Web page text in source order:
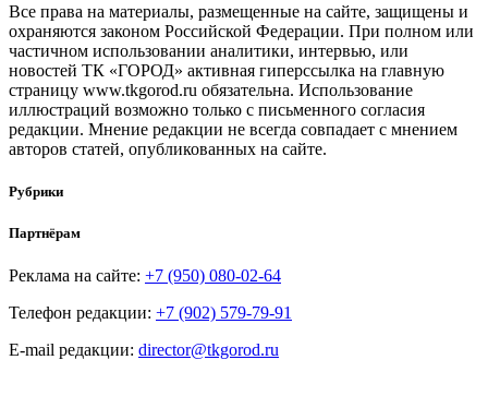
Все права на материалы, размещенные на сайте, защищены и
охраняются законом Российской Федерации. При полном или
частичном использовании аналитики, интервью, или
новостей ТК «ГОРОД» активная гиперссылка на главную
страницу www.tkgorod.ru обязательна. Использование
иллюстраций возможно только с письменного согласия
редакции. Мнение редакции не всегда совпадает с мнением
авторов статей, опубликованных на сайте.
Рубрики
Партнёрам
Реклама на сайте: +7 (950) 080-02-64
Телефон редакции: +7 (902) 579-79-91
E-mail редакции: director@tkgorod.ru